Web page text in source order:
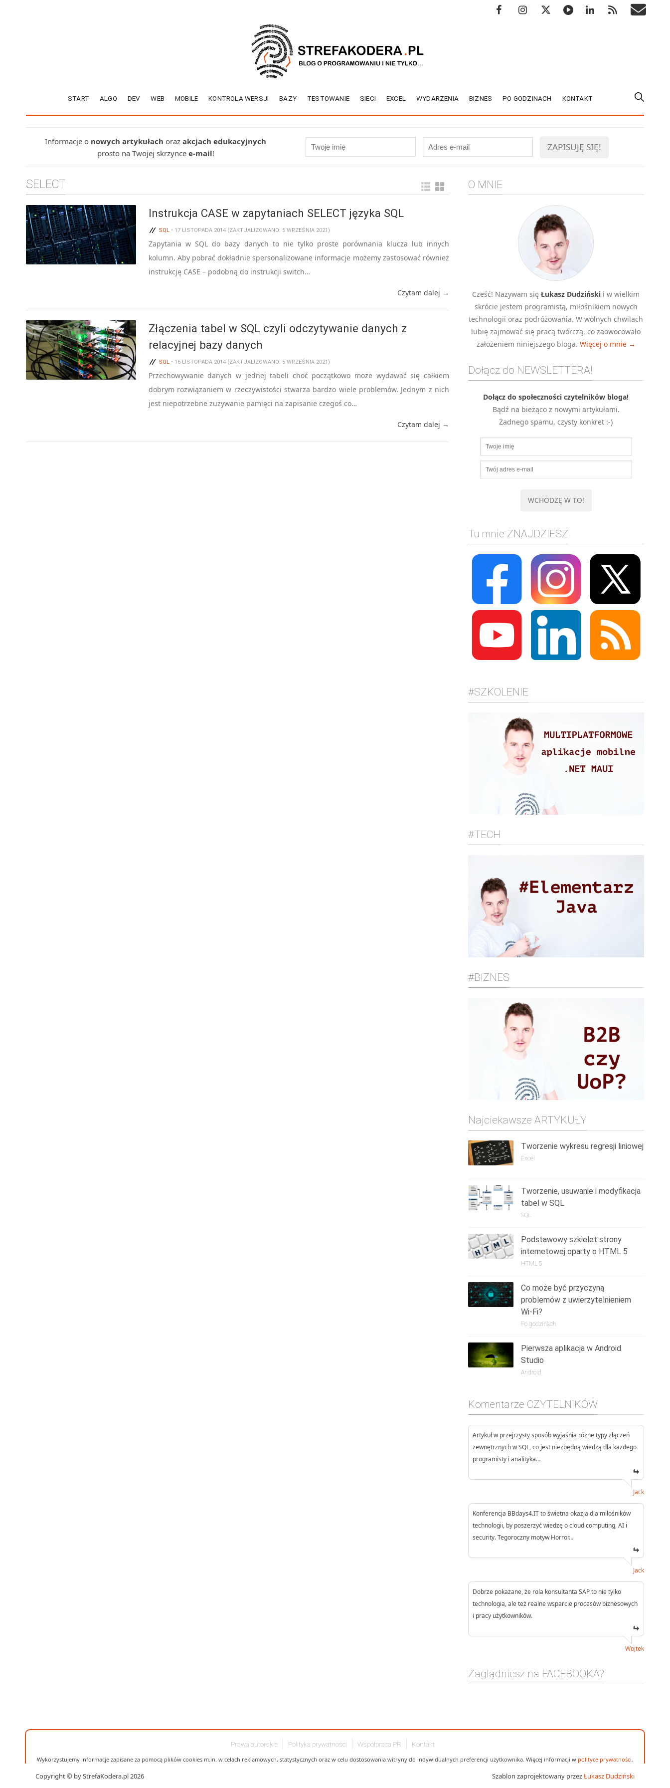
START ALGO DEV WEB MOBILE KONTROLA WERSJI BAZY TESTOWANIE SIECI EXCEL WYDARZENIA BIZNES PO GODZINACH KONTAKT
Informacje o nowych artykułach oraz akcjach edukacyjnych
prosto na Twojej skrzynce e-mail!
SELECT
Instrukcja CASE w zapytaniach SELECT języka SQL
SQL• 17 LISTOPADA 2014 (ZAKTUALIZOWANO: 5 WRZEŚNIA 2021)
Zapytania w SQL do bazy danych to nie tylko proste porównania klucza lub innych
kolumn. Aby pobrać dokładnie spersonalizowane informacje możemy zastosować również
instrukcję CASE – podobną do instrukcji switch…
Czytam dalej →
Złączenia tabel w SQL czyli odczytywanie danych z
relacyjnej bazy danych
SQL• 16 LISTOPADA 2014 (ZAKTUALIZOWANO: 5 WRZEŚNIA 2021)
Przechowywanie danych w jednej tabeli choć początkowo może wydawać się całkiem
dobrym rozwiązaniem w rzeczywistości stwarza bardzo wiele problemów. Jednym z nich
jest niepotrzebne zużywanie pamięci na zapisanie czegoś co…
Czytam dalej →
O MNIE
Cześć! Nazywam sięŁukasz Dudziński i w wielkim
skrócie jestem programistą, miłośnikiem nowych
technologii oraz podróżowania. W wolnych chwilach
lubię zajmować się pracą twórczą, co zaowocowało
założeniem niniejszego bloga. Więcej o mnie →
Dołącz do NEWSLETTERA!
Dołącz do społeczności czytelników bloga!
Bądź na bieżąco z nowymi artykułami.
Żadnego spamu, czysty konkret :-)
Tu mnie ZNAJDZIESZ
#SZKOLENIE
#TECH
#BIZNES
Najciekawsze ARTYKUŁY
Tworzenie wykresu regresji liniowej
Excel
Tworzenie, usuwanie i modyfikacja
tabel w SQL
SQL
Podstawowy szkielet strony
internetowej oparty o HTML 5
HTML 5
Co może być przyczyną
problemów z uwierzytelnieniem
Wi-Fi?
Po godzinach
Pierwsza aplikacja w Android
Studio
Android
Komentarze CZYTELNIKÓW
Artykuł w przejrzysty sposób wyjaśnia różne typy złączeń
zewnętrznych w SQL, co jest niezbędną wiedzą dla każdego
programisty i analityka…
Jack
Konferencja BBdays4.IT to świetna okazja dla miłośników
technologii, by poszerzyć wiedzę o cloud computing, AI i
security. Tegoroczny motyw Horror…
Jack
Dobrze pokazane, że rola konsultanta SAP to nie tylko
technologia, ale też realne wsparcie procesów biznesowych
i pracy użytkowników.
Wojtek
Zaglądniesz na FACEBOOKA?
Prawa autorskie Polityka prywatności Współpraca PR Kontakt
Wykorzystujemy informacje zapisane za pomocą plików cookies m.in. w celach reklamowych, statystycznych oraz w celu dostosowania witryny do indywidualnych preferencji użytkownika. Więcej informacji w polityce prywatności
Copyright © by StrefaKodera.pl 2026 Szablon zaprojektowany przezŁukasz Dudziński